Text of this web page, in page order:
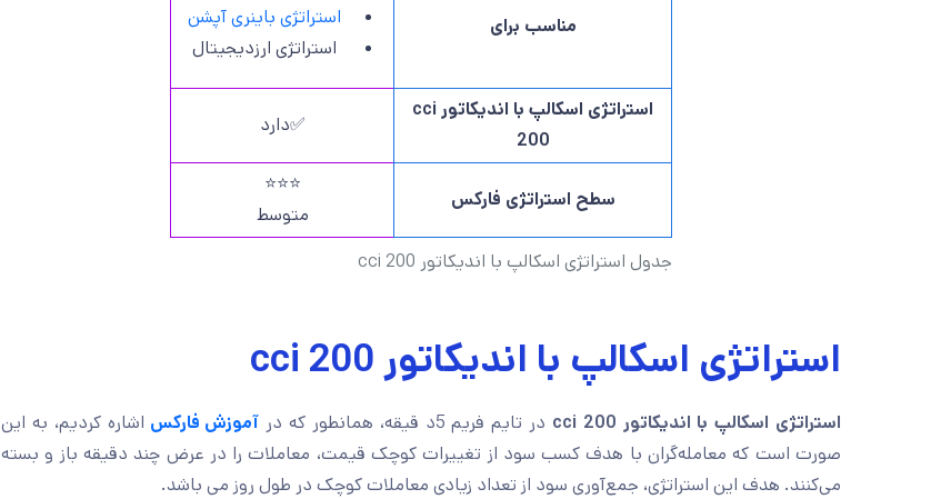
جدول استراتژی اسکالپ با اندیکاتور cci 200
مناسب برای
استراتژی باینری آپشن
استراتژی ارزدیجیتال
استراتژی اسکالپ با اندیکاتور cci
200
✅دارد
سطح استراتژی فارکس
⭐⭐⭐
متوسط
استراتژی اسکالپ با اندیکاتور cci 200
استراتژی اسکالپ با اندیکاتور cci 200 در تایم فریم 5د قیقه‌، همانطور که در آموزش فارکس اشاره کردیم، به این
صورت است که معامله‌گران با هدف کسب سود از تغییرات کوچک قیمت، معاملات را در عرض چند دقیقه باز و بسته
می‌کنند. هدف این استراتژی، جمع‌آوری سود از تعداد زیادی معاملات کوچک در طول روز می باشد.